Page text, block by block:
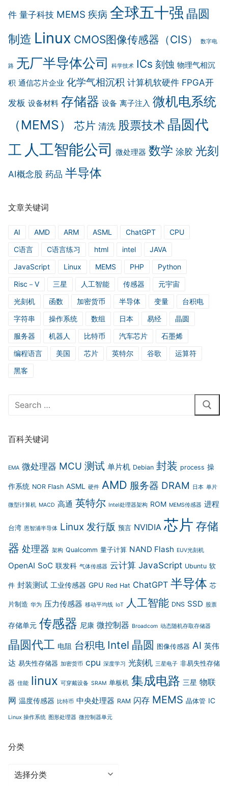
件 量子科技 MEMS 疾病 全球五十强 晶圆
制造 Linux CMOS图像传感器（CIS） 数字电
路 无厂半导体公司 科学技术 ICs 刻蚀 物理气相沉
积 通信芯片企业 化学气相沉积 计算机软硬件 FPGA开
发板 设备材料 存储器 设备 离子注入 微机电系统
（MEMS）
芯片 清洗 股票技术 晶圆代
工 人工智能公司 微处理器 数学 涂胶 光刻
AI概念股 药品 半导体
文章关键词
AI AMD ARM ASML ChatGPT
CPU
C语言
C语言练习 html intel
JAVA
JavaScript
Linux MEMS PHP
Python
Risc－V
三星 人工智能 传感器
元宇宙
光刻机
函数 加密货币 半导体 变量
台积电
字符串
操作系统 数组 日本 易经
晶圆
服务器
机器人 比特币 汽车芯片
石墨烯
编程语言
美国 芯片 英特尔 谷歌
运算符
黑客
Search
百科关键词
EMA 微处理器 MCU 测试 单片机 Debian 封装 process 操
作系统 NOR Flash ASML 硬件 AMD 服务器 DRAM 日本 单片
微型计算机 MACD 高通 英特尔 Intel处理器架构 ROM MEMS传感器 进程
台湾 恩智浦半导体 Linux 发行版 预言 NVIDIA 芯片 存储
器 处理器 架构 Qualcomm 量子计算 NAND Flash EUV光刻机
OpenAI SoC 联发科 气体传感器 云计算 JavaScript Ubuntu 软
件 封装测试 工业传感器 GPU Red Hat ChatGPT 半导体 芯
片制造 华为 压力传感器 移动平均线 IoT 人工智能 DNS SSD 股票
存储单元 传感器 尼康 微控制器 Broadcom 动态随机存取存储器
晶圆代工 电阻 台积电 Intel 晶圆 图像传感器 AI 英伟
达 易失性存储器 加密货币 cpu 深度学习 光刻机 三星电子 非易失性存储
器 佳能 linux 可穿戴设备 SRAM 单板机 集成电路 三星 物联
网 温度传感器 比特币 中央处理器 RAM 闪存 MEMS 晶体管 IC
Linux 操作系统 图形处理器 微控制器单元
分类
分